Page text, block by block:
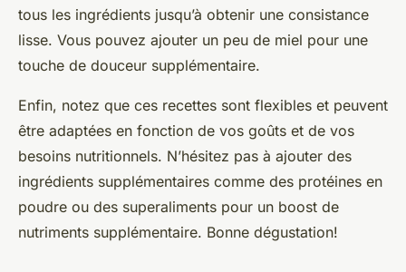
tous les ingrédients jusqu’à obtenir une consistance
lisse. Vous pouvez ajouter un peu de miel pour une
touche de douceur supplémentaire.
Enfin, notez que ces recettes sont flexibles et peuvent
être adaptées en fonction de vos goûts et de vos
besoins nutritionnels. N’hésitez pas à ajouter des
ingrédients supplémentaires comme des protéines en
poudre ou des superaliments pour un boost de
nutriments supplémentaire. Bonne dégustation!